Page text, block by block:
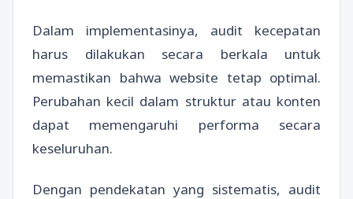
Dalam implementasinya, audit kecepatan
harus dilakukan secara berkala untuk
memastikan bahwa website tetap optimal.
Perubahan kecil dalam struktur atau konten
dapat memengaruhi performa secara
keseluruhan.
Dengan pendekatan yang sistematis, audit